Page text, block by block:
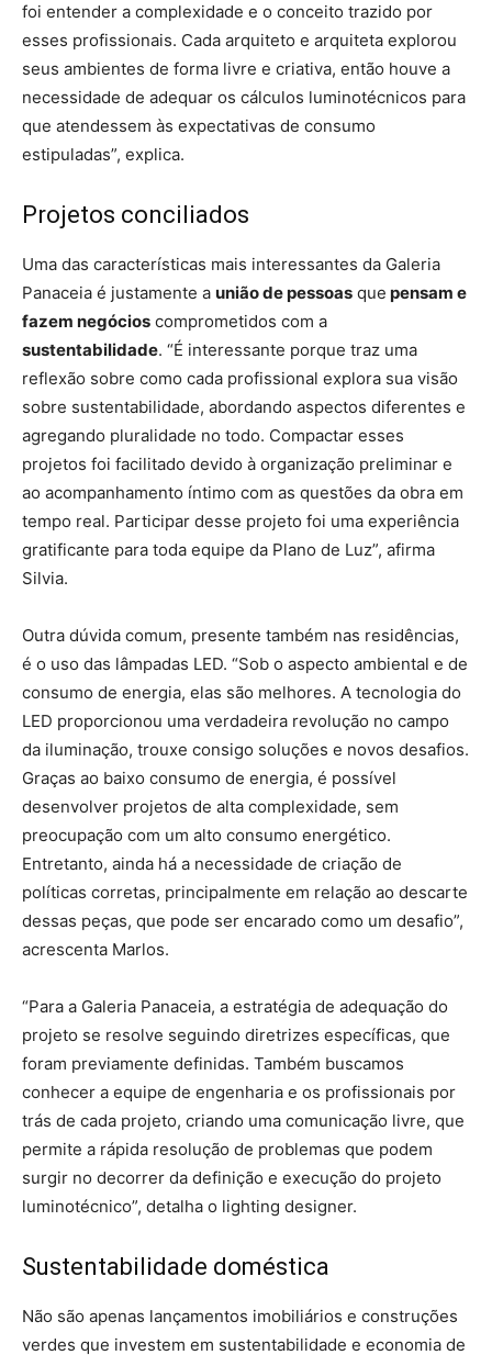
foi entender a complexidade e o conceito trazido por
esses profissionais. Cada arquiteto e arquiteta explorou
seus ambientes de forma livre e criativa, então houve a
necessidade de adequar os cálculos luminotécnicos para
que atendessem às expectativas de consumo
estipuladas”, explica.
Projetos conciliados
Uma das características mais interessantes da Galeria
Panaceia é justamente a união de pessoas que pensam e
fazem negócios comprometidos com a
sustentabilidade. “É interessante porque traz uma
reflexão sobre como cada profissional explora sua visão
sobre sustentabilidade, abordando aspectos diferentes e
agregando pluralidade no todo. Compactar esses
projetos foi facilitado devido à organização preliminar e
ao acompanhamento íntimo com as questões da obra em
tempo real. Participar desse projeto foi uma experiência
gratificante para toda equipe da Plano de Luz”, afirma
Silvia.
Outra dúvida comum, presente também nas residências,
é o uso das lâmpadas LED. “Sob o aspecto ambiental e de
consumo de energia, elas são melhores. A tecnologia do
LED proporcionou uma verdadeira revolução no campo
da iluminação, trouxe consigo soluções e novos desafios.
Graças ao baixo consumo de energia, é possível
desenvolver projetos de alta complexidade, sem
preocupação com um alto consumo energético.
Entretanto, ainda há a necessidade de criação de
políticas corretas, principalmente em relação ao descarte
dessas peças, que pode ser encarado como um desafio”,
acrescenta Marlos.
“Para a Galeria Panaceia, a estratégia de adequação do
projeto se resolve seguindo diretrizes específicas, que
foram previamente definidas. Também buscamos
conhecer a equipe de engenharia e os profissionais por
trás de cada projeto, criando uma comunicação livre, que
permite a rápida resolução de problemas que podem
surgir no decorrer da definição e execução do projeto
luminotécnico”, detalha o lighting designer.
Sustentabilidade doméstica
Não são apenas lançamentos imobiliários e construções
verdes que investem em sustentabilidade e economia de